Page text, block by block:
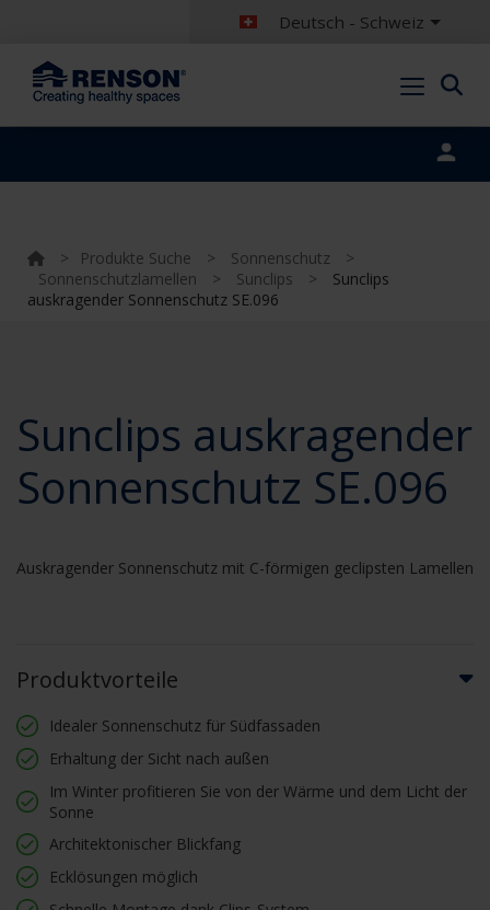
Deutsch - Schweiz
> Produkte Suche > Sonnenschutz
>
Sonnenschutzlamellen
> Sunclips >
Sunclips
auskragender Sonnenschutz SE.096
Sunclips auskragender
Sonnenschutz SE.096
Auskragender Sonnenschutz mit C-förmigen geclipsten Lamellen
Produktvorteile
Idealer Sonnenschutz für Südfassaden
Erhaltung der Sicht nach außen
Im Winter profitieren Sie von der Wärme und dem Licht der
Sonne
Architektonischer Blickfang
Ecklösungen möglich